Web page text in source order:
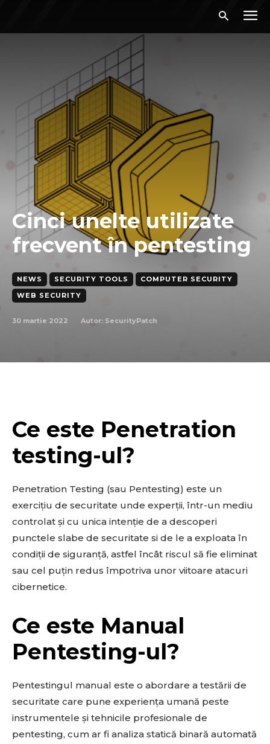
Cinci unelte utilizate
frecvent în pentesting
NEWS SECURITY TOOLS
COMPUTER SECURITY
WEB SECURITY
30 martie 2022 Autor: SecurityPatch
Ce este Penetration
testing-ul?
Penetration Testing (sau Pentesting) este un
exercițiu de securitate unde experții, într-un mediu
controlat și cu unica intenție de a descoperi
punctele slabe de securitate si de le a exploata în
condiții de siguranță, astfel încât riscul să fie eliminat
sau cel puțin redus împotriva unor viitoare atacuri
cibernetice.
Ce este Manual
Pentesting-ul?
Pentestingul manual este o abordare a testării de
securitate care pune experiența umană peste
instrumentele și tehnicile profesionale de
pentesting, cum ar fi analiza statică binară automată